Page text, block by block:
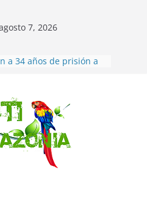
7, 2026
jóvenes de 22 años
a 34 años de prisión a
en caso de Alison,
Tena
arquero sensación de
ya llegó para
a Colo Colo de Chile
parroquia Diez de